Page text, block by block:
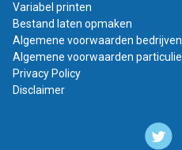
Variabel printen
Bestand laten opmaken
Algemene voorwaarden bedrijven
Algemene voorwaarden
Privacy Policy
Disclaimer